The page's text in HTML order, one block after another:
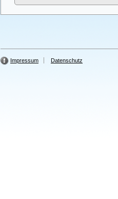
Impressum Datenschutz